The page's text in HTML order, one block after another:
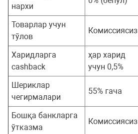
нархи
Товарлар учун
тўлов
Комиссиясиз
Харидларга
cashback
ҳар харид
учун 0,5%
Шериклар
чегирмалари
55% гача
Бошқа банкларга
ўтказма
Комиссиясиз